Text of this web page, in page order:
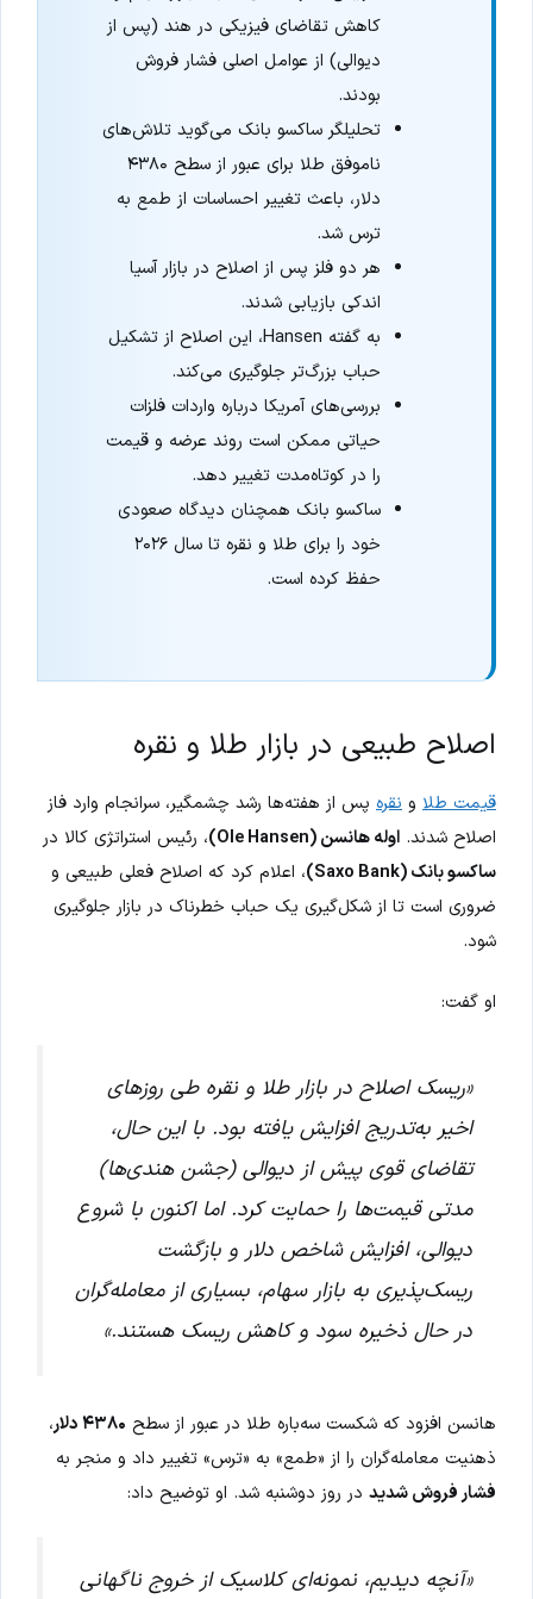
کاهش تقاضای فیزیکی در هند (پس از
دیوالی) از عوامل اصلی فشار فروش
بودند.
تحلیلگر ساکسو بانک می‌گوید تلاش‌های
ناموفق طلا برای عبور از سطح ۴۳۸۰
دلار، باعث تغییر احساسات از طمع به
ترس شد.
هر دو فلز پس از اصلاح در بازار آسیا
اندکی بازیابی شدند.
به گفته Hansen، این اصلاح از تشکیل
حباب بزرگ‌تر جلوگیری می‌کند.
بررسی‌های آمریکا درباره واردات فلزات
حیاتی ممکن است روند عرضه و قیمت
را در کوتاه‌مدت تغییر دهد.
ساکسو بانک همچنان دیدگاه صعودی
خود را برای طلا و نقره تا سال ۲۰۲۶
حفظ کرده است.
اصلاح طبیعی در بازار طلا و نقره
قیمت طلا و نقره پس از هفته‌ها رشد چشمگیر، سرانجام وارد فاز
اصلاح شدند. اوله هانسن (Ole Hansen)
، رئیس استراتژی کالا در
ساکسو بانک (Saxo Bank)
، اعلام کرد که اصلاح فعلی طبیعی و
ضروری است تا از شکل‌گیری یک حباب خطرناک در بازار جلوگیری
شود.
او گفت:
«ریسک اصلاح در بازار طلا و نقره طی روزهای
اخیر به‌تدریج افزایش یافته بود. با این حال،
تقاضای قوی پیش از دیوالی (جشن هندی‌ها)
مدتی قیمت‌ها را حمایت کرد. اما اکنون با شروع
دیوالی، افزایش شاخص دلار و بازگشت
ریسک‌پذیری به بازار سهام، بسیاری از معامله‌گران
در حال ذخیره سود و کاهش ریسک هستند.»
هانسن افزود که شکست سه‌باره طلا در عبور از سطح ۴۳۸۰ دلار
،
ذهنیت معامله‌گران را از «طمع» به «ترس» تغییر داد و منجر به
فشار فروش شدید در روز دوشنبه شد. او توضیح داد:
«آنچه دیدیم، نمونه‌ای کلاسیک از خروج ناگهانی